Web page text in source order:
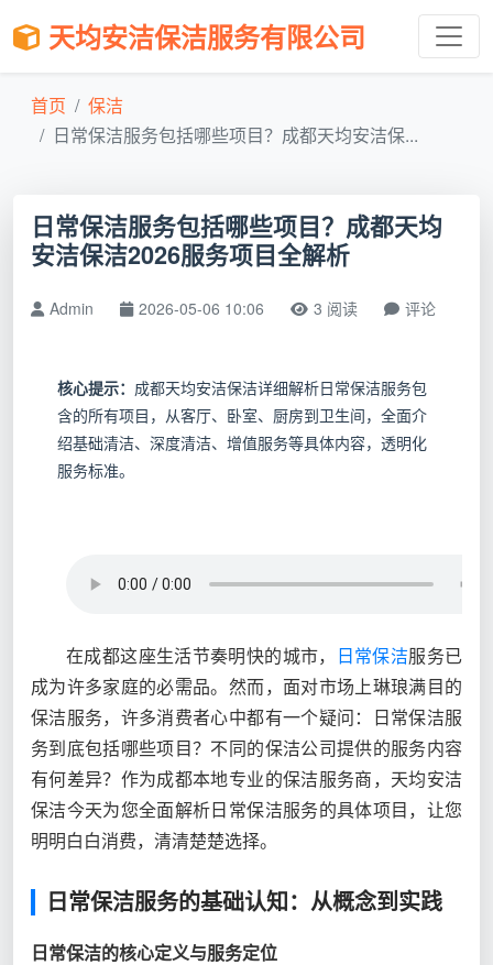
天均安洁保洁服务有限公司
首页
保洁
日常保洁服务包括哪些项目？成都天均安洁保...
日常保洁服务包括哪些项目？成都天均
安洁保洁2026服务项目全解析
Admin 2026-05-06 10:06 3 阅读 评论
核心提示： 成都天均安洁保洁详细解析日常保洁服务包
含的所有项目，从客厅、卧室、厨房到卫生间，全面介
绍基础清洁、深度清洁、增值服务等具体内容，透明化
服务标准。
在成都这座生活节奏明快的城市， 日常保洁服务已
成为许多家庭的必需品。然而，面对市场上琳琅满目的
保洁服务，许多消费者心中都有一个疑问：日常保洁服
务到底包括哪些项目？不同的保洁公司提供的服务内容
有何差异？作为成都本地专业的保洁服务商，天均安洁
保洁今天为您全面解析日常保洁服务的具体项目，让您
明明白白消费，清清楚楚选择。
日常保洁服务的基础认知：从概念到实践
日常保洁的核心定义与服务定位